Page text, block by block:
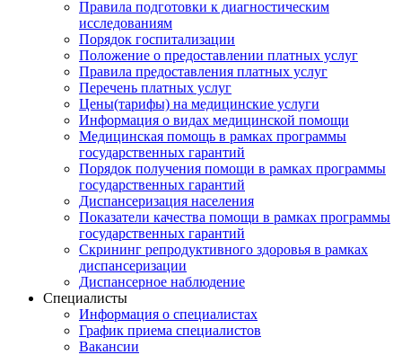
Правила подготовки к диагностическим
исследованиям
Порядок госпитализации
Положение о предоставлении платных услуг
Правила предоставления платных услуг
Перечень платных услуг
Цены(тарифы) на медицинские услуги
Информация о видах медицинской помощи
Медицинская помощь в рамках программы
государственных гарантий
Порядок получения помощи в рамках программы
государственных гарантий
Диспансеризация населения
Показатели качества помощи в рамках программы
государственных гарантий
Скрининг репродуктивного здоровья в рамках
диспансеризации
Диспансерное наблюдение
Специалисты
Информация о специалистах
График приема специалистов
Вакансии